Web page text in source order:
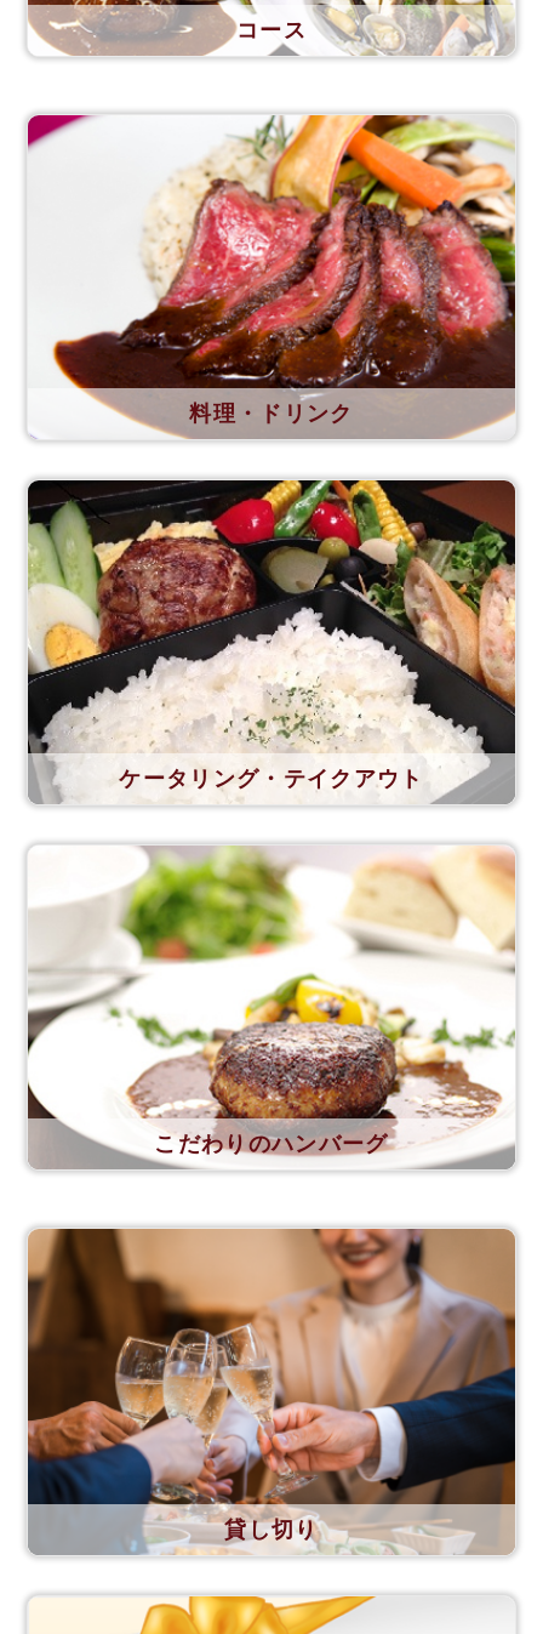
コース
料理・ドリンク
ケータリング・テイクアウト
こだわりのハンバーグ
貸し切り